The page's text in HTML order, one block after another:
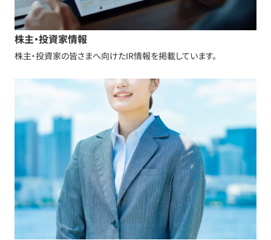
株主・投資家情報
株主・投資家の皆さまへ向けたIR情報を掲載しています。